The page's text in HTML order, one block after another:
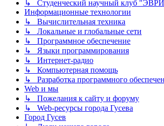
↳ Студенческий научный клуб
Информационные технологии
↳ Вычислительная техника
↳ Локальные и глобальные сети
↳ Программное обеспечение
↳ Языки программирования
↳ Интернет-радио
↳ Компьютерная помощь
↳ Разработка программного
Web и мы
↳ Пожелания к сайту и форуму
↳ Web-ресурсы города Гусева
Город Гусев